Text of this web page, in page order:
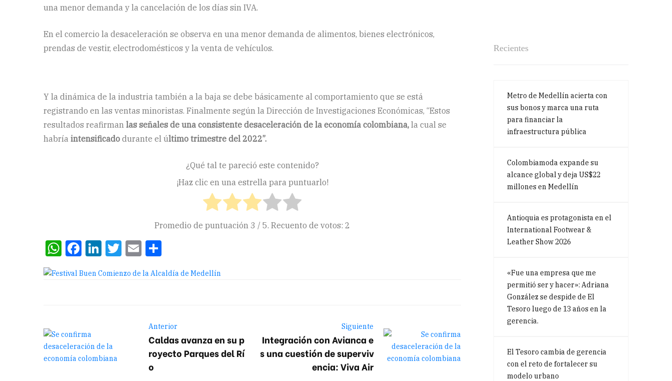
una menor demanda y la cancelación de los días sin IVA.
En el comercio la desaceleración se observa en una menor demanda de alimentos, bienes electrónicos,
prendas de vestir, electrodomésticos y la venta de vehículos.
Y la dinámica de la industria también a la baja se debe básicamente al comportamiento que se está
registrando en las ventas minoristas. Finalmente según la Dirección de Investigaciones Económicas, “Estos
resultados reafirman las señales de una consistente desaceleración de la economía colombiana, la cual se
habría intensificado durante el último trimestre del 2022”.
¿Qué tal te pareció este contenido?
¡Haz clic en una estrella para puntuarlo!
Promedio de puntuación 3 / 5. Recuento de votos: 2
WhatsApp
Facebook
LinkedIn
Twitter
Email
Anterior
Caldas avanza en su p
royecto Parques del Rí
o
Siguiente
Integración con Avianca e
s una cuestión de superviv
encia: Viva Air
Recientes
Metro de Medellín acierta con
sus bonos y marca una ruta
para financiar la
infraestructura pública
Colombiamoda expande su
alcance global y deja US$22
millones en Medellín
Antioquia es protagonista en el
International Footwear &
Leather Show 2026
«Fue una empresa que me
permitió ser y hacer»: Adriana
González se despide de El
Tesoro luego de 13 años en la
gerencia.
El Tesoro cambia de gerencia
con el reto de fortalecer su
modelo urbano